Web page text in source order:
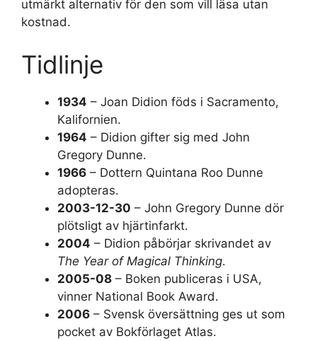
utmärkt alternativ för den som vill läsa utan
kostnad.
Tidlinje
1934 – Joan Didion föds i Sacramento,
Kalifornien.
1964 – Didion gifter sig med John
Gregory Dunne.
1966 – Dottern Quintana Roo Dunne
adopteras.
2003-12-30 – John Gregory Dunne dör
plötsligt av hjärtinfarkt.
2004 – Didion påbörjar skrivandet av
The Year of Magical Thinking.
2005-08 – Boken publiceras i USA,
vinner National Book Award.
2006 – Svensk översättning ges ut som
pocket av Bokförlaget Atlas.